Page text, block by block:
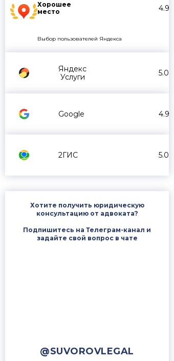
Хорошее
место
4.9
Выбор пользователей Яндекса
Яндекс
Услуги
5.0
Google 4.9
2ГИС 5.0
Хотите получить юридическую
консультацию от адвоката?
Подпишитесь на Телеграм-канал и
задайте свой вопрос в чате
@SUVOROVLEGAL